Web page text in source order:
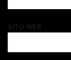
SITO WEB